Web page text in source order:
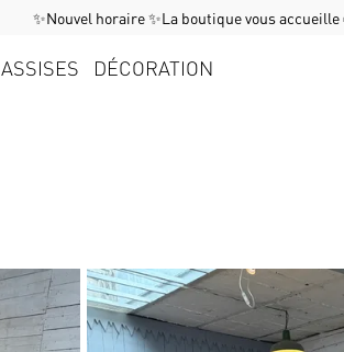
✨Nouvel horaire ✨La boutique vous
ASSISES DÉCORATION